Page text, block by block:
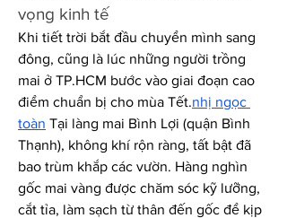
vọng kinh tế
Khi tiết trời bắt đầu chuyển mình sang
đông, cũng là lúc những người trồng
mai ở TP.HCM bước vào giai đoạn cao
điểm chuẩn bị cho mùa Tết.nhị ngọc
toàn Tại làng mai Bình Lợi (quận Bình
Thạnh), không khí rộn ràng, tất bật đã
bao trùm khắp các vườn. Hàng nghìn
gốc mai vàng được chăm sóc kỹ lưỡng,
cắt tỉa, làm sạch từ thân đến gốc để kịp